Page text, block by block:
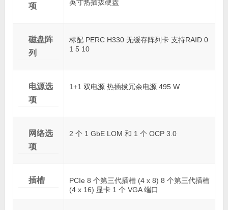
项
英寸热插拔硬盘
磁盘阵
列
标配 PERC H330 无缓存阵列卡 支持RAID 0
1 5 10
电源选
项
1+1 双电源 热插拔冗余电源 495 W
网络选
项
2 个 1 GbE LOM 和 1 个 OCP 3.0
插槽
PCIe 8 个第三代插槽 (4 x 8) 8 个第三代插槽
(4 x 16) 显卡 1 个 VGA 端口